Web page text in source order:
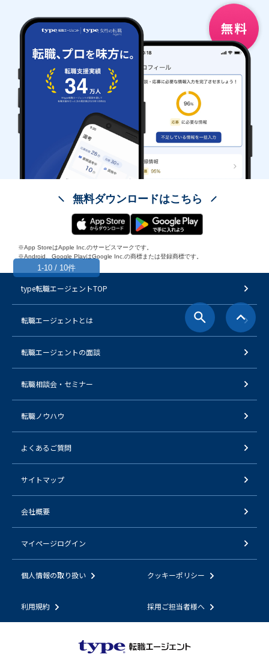
1-10 / 10件
無料ダウンロードはこちら
※App StoreはApple Inc.のサービスマークです。
※Android、Google PlayはGoogle Inc.の商標または登録商標です。
type転職エージェントTOP
転職エージェントとは
転職エージェントの面談
転職相談会・セミナー
転職ノウハウ
よくあるご質問
サイトマップ
会社概要
マイページログイン
個人情報の取り扱い クッキーポリシー
利用規約 採用ご担当者様へ